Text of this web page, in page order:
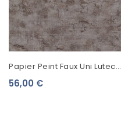
Papier Peint Faux Uni Lutece
Beton Craquelé Gris Foncé
56,00 €